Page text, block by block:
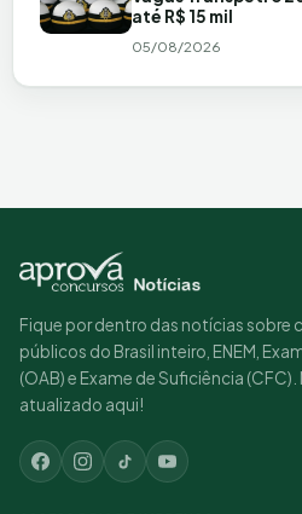
até R$ 15 mil
05/08/2026
Fique por dentro das notícias sobre
públicos do Brasil inteiro, ENEM,
(OAB) e Exame de Suficiência
atualizado aqui!